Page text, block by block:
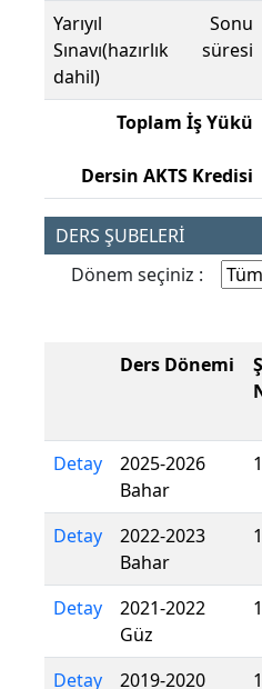
Yarıyıl Sonu
Sınavı(hazırlık süresi
dahil)
Toplam İş Yükü
Dersin AKTS Kredisi
DERS ŞUBELERİ
Dönem seçiniz :
Ders Dönemi
Detay
2025-2026
Bahar
1
Detay
2022-2023
Bahar
1
Detay
2021-2022
Güz
1
Detay
2019-2020
1